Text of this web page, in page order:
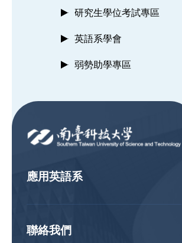
研究生學位考試專區
英語系學會
弱勢助學專區
應用英語系
聯絡我們